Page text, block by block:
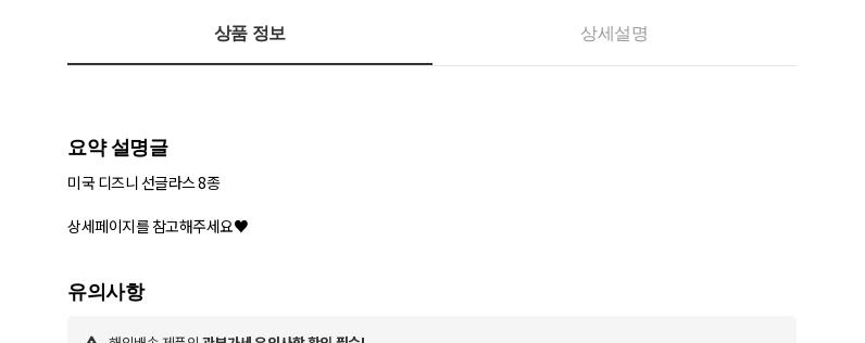
상품 정보 상세설명
요약 설명글
미국 디즈니 선글라스 8종
상세페이지를 참고해주세요♥
유의사항